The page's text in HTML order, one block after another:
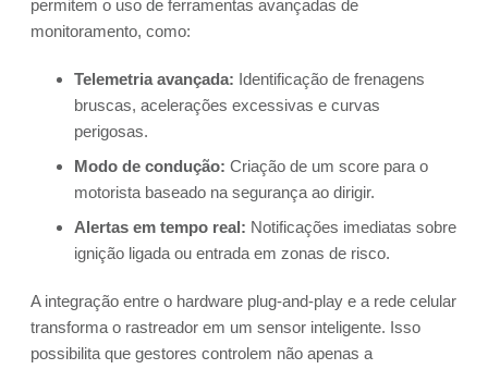
permitem o uso de ferramentas avançadas de
monitoramento, como:
Telemetria avançada: Identificação de frenagens
bruscas, acelerações excessivas e curvas
perigosas.
Modo de condução: Criação de um score para o
motorista baseado na segurança ao dirigir.
Alertas em tempo real: Notificações imediatas sobre
ignição ligada ou entrada em zonas de risco.
A integração entre o hardware plug-and-play e a rede celular
transforma o rastreador em um sensor inteligente. Isso
possibilita que gestores controlem não apenas a